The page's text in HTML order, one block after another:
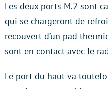
Les deux ports M.2 sont
qui se chargeront de
recouvert d’un pad
sont en contact avec le
Le port du haut va